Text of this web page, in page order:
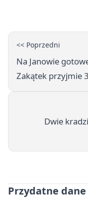
<< Poprzedni
Na Janowie
Zakątek przyjmie
Dwie
Przydatne